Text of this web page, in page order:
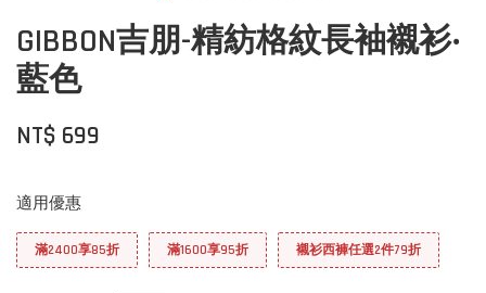
GIBBON吉朋-精紡格紋長袖襯衫‧
藍色
NT$ 699
適用優惠
滿2400享85折 滿1600享95折 襯衫西褲任選2件79折